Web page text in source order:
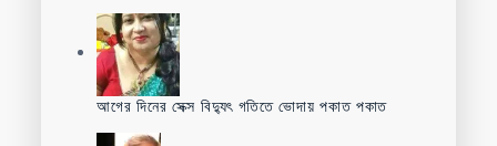
আগের দিনের সেক্স বিদ্যুৎ গতিতে ভোদায় পকাত পকাত